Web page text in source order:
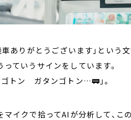
車ありがとうございます」という
ていうサインをしています。
ゴトン ガタンゴトン…🚃」。
イクで拾ってAIが分析して、こ